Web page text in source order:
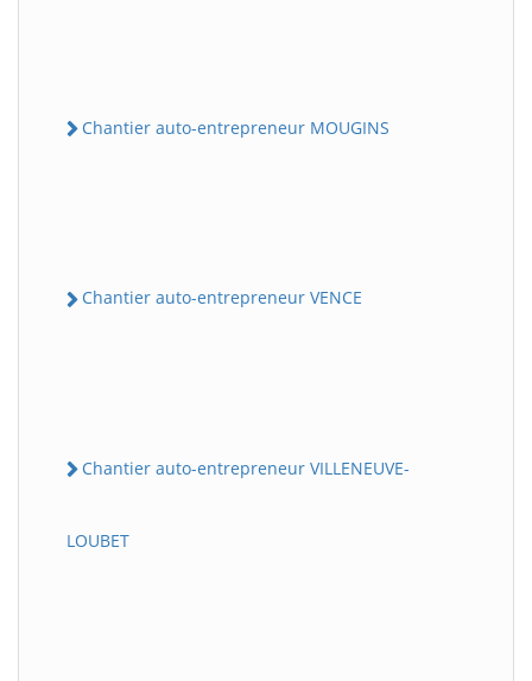
Chantier auto-entrepreneur MOUGINS
Chantier auto-entrepreneur VENCE
Chantier auto-entrepreneur VILLENEUVE-
LOUBET